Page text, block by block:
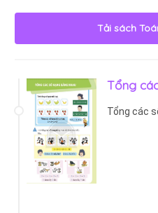
Tải sách
Tổng
Tổng các